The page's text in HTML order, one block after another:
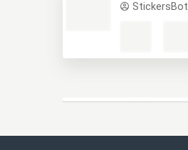
StickersBot